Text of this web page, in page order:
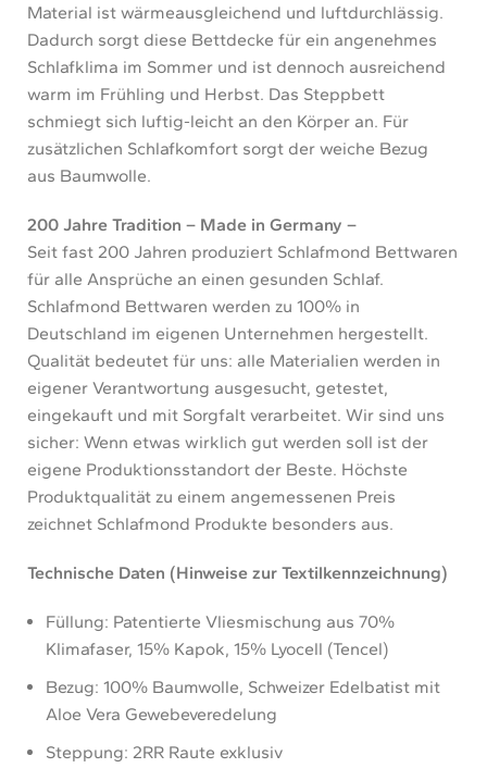
Material ist wärmeausgleichend und luftdurchlässig.
Dadurch sorgt diese Bettdecke für ein angenehmes
Schlafklima im Sommer und ist dennoch ausreichend
warm im Frühling und Herbst. Das Steppbett
schmiegt sich luftig-leicht an den Körper an. Für
zusätzlichen Schlafkomfort sorgt der weiche Bezug
aus Baumwolle.
200 Jahre Tradition – Made in Germany –
Seit fast 200 Jahren produziert Schlafmond Bettwaren
für alle Ansprüche an einen gesunden Schlaf.
Schlafmond Bettwaren werden zu 100% in
Deutschland im eigenen Unternehmen hergestellt.
Qualität bedeutet für uns: alle Materialien werden in
eigener Verantwortung ausgesucht, getestet,
eingekauft und mit Sorgfalt verarbeitet. Wir sind uns
sicher: Wenn etwas wirklich gut werden soll ist der
eigene Produktionsstandort der Beste. Höchste
Produktqualität zu einem angemessenen Preis
zeichnet Schlafmond Produkte besonders aus.
Technische Daten (Hinweise zur Textilkennzeichnung)
Füllung: Patentierte Vliesmischung aus 70%
Klimafaser, 15% Kapok, 15% Lyocell (Tencel)
Bezug: 100% Baumwolle, Schweizer Edelbatist mit
Aloe Vera Gewebeveredelung
Steppung: 2RR Raute exklusiv